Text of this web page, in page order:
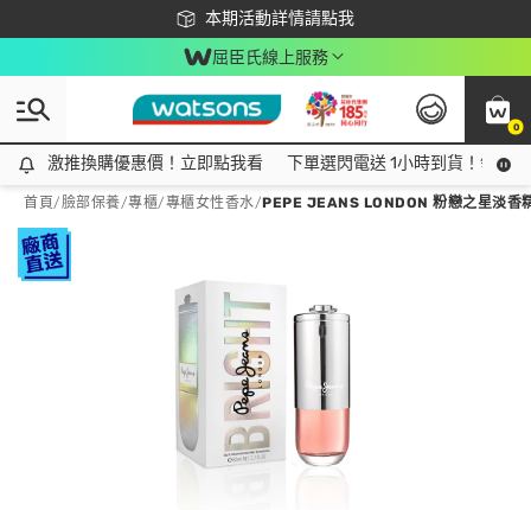
本期活動詳情請點我
下載app最高回饋$350
屈臣氏線上服務
0
激推換購優惠價！立即點我看
激推換購優惠價！立即點我看 下單選閃電送 1小時到貨！領神
首頁/臉部保養/專櫃/專櫃女性香水/PEPE JEANS LONDON 粉戀之星淡香